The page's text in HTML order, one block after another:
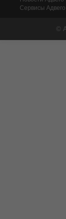
Сервисы Адвего
©